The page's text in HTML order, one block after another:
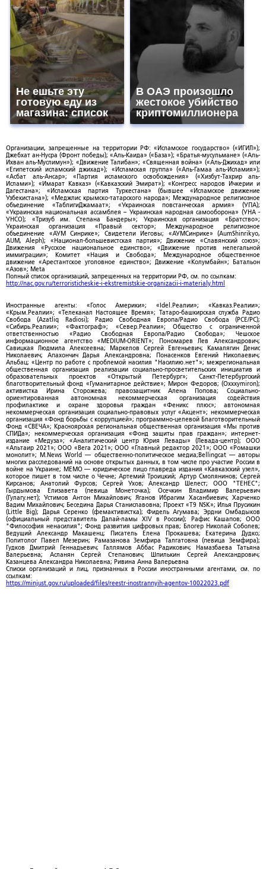
Не ешьте эту
готовую еду из
магазина: список
В ОАЭ произошло
жестокое убийство
криптомиллионера
Организации, запрещенные на территории РФ: «Исламское государство» («ИГИЛ»);
Джебхат ан-Нусра (Фронт победы); «Аль-Каида» («База»); «Братья-мусульмане» («Аль-
Ихван аль-Муслимун»); «Движение Талибан»; «Священная война» («Аль-Джихад» или
«Египетский исламский джихад»); «Исламская группа» («Аль-Гамаа аль-Исламия»);
«Асбат аль-Ансар»; «Партия исламского освобождения» («Хизбут-Тахрир аль-
Ислами»); «Имарат Кавказ» («Кавказский Эмират»); «Конгресс народов Ичкерии и
Дагестана»; «Исламская партия Туркестана» (бывшее «Исламское движение
Узбекистана»); «Меджлис крымско-татарского народа»; Международное религиозное
объединение «ТаблигиДжамаат»; «Украинская повстанческая армия» (УПА);
«Украинская национальная ассамблея – Украинская народная самооборона» (УНА -
УНСО); «Тризуб им. Степана Бандеры»; Украинская организация «Братство»;
Украинская организация «Правый сектор»; Международное религиозное
объединение «АУМ Синрике»; Свидетели Иеговы; «АУМСинрике» (AumShinrikyo,
AUM, Aleph); «Национал-большевистская партия»; Движение «Славянский союз»;
Движения «Русское национальное единство»; «Движение против нелегальной
иммиграции»; Комитет «Нация и Свобода»; Международное общественное
движение «Арестантское уголовное единство»; Движение «Колумбайн»; Батальон
«Азов»; Meta
Полный список организаций, запрещенных на территории РФ, см. по ссылкам:
http://nac.gov.ru/terroristicheskie-i-ekstremistskie-organizacii-i-materialy.html
Иностранные агенты: «Голос Америки»; «Idel.Реалии»; «Кавказ.Реалии»;
«Крым.Реалии»; «Телеканал Настоящее Время»; Татаро-башкирская служба Радио
Свобода (Azatliq Radiosi); Радио Свободная Европа/Радио Свобода (PCE/PC);
«Сибирь.Реалии»; «Фактограф»; «Север.Реалии»; Общество с ограниченной
ответственностью «Радио Свободная Европа/Радио Свобода»; Чешское
информационное агентство «MEDIUM-ORIENT»; Пономарев Лев Александрович;
Савицкая Людмила Алексеевна; Маркелов Сергей Евгеньевич; Камалягин Денис
Николаевич; Апахончич Дарья Александровна; Понасенков Евгений Николаевич;
Альбац; «Центр по работе с проблемой насилия "Насилию.нет"»; межрегиональная
общественная организация реализации социально-просветительских инициатив и
образовательных проектов «Открытый Петербург»; Санкт-Петербургский
благотворительный фонд «Гуманитарное действие»; Мирон Федоров; (Oxxxymiron);
активистка Ирина Сторожева; правозащитник Алена Попова; Социально-
ориентированная автономная некоммерческая организация содействия
профилактике и охране здоровья граждан «Феникс плюс»; автономная
некоммерческая организация социально-правовых услуг «Акцент»; некоммерческая
организация «Фонд борьбы с коррупцией»; программно-целевой Благотворительный
Фонд «СВЕЧА»; Красноярская региональная общественная организация «Мы против
СПИДа»; некоммерческая организация «Фонд защиты прав граждан»; интернет-
издание «Медуза»; «Аналитический центр Юрия Левады» (Левада-центр); ООО
«Альтаир 2021»; ООО «Вега 2021»; ООО «Главный редактор 2021»; ООО «Ромашки
монолит»; M.News World — общественно-политическое медиа;Bellingcat — авторы
многих расследований на основе открытых данных, в том числе про участие России в
войне на Украине; МЕМО — юридическое лицо главреда издания «Кавказский узел»,
которое пишет в том числе о Чечне; Артемий Троицкий; Артур Смолянинов; Сергей
Кирсанов; Анатолий Фурсов; Сергей Ухов; Александр Шелест; ООО "ТЕНЕС";
Гырдымова Елизавета (певица Монеточка); Осечкин Владимир Валерьевич
(Гулагу.нет); Устимов Антон Михайлович; Яганов Ибрагим Хасанбиевич; Харченко
Вадим Михайлович; Беседина Дарья Станиславовна; Проект «T9 NSK»; Илья Прусикин
(Little Big); Дарья Серенко (фемактивистка); Фидель Агумава; Эрдни Омбадыков
(официальный представитель Далай-ламы XIV в России); Рафис Кашапов; ООО
"Философия ненасилия"; Фонд развития цифровых прав; Блогер Николай Соболев;
Ведущий Александр Макашенц; Писатель Елена Прокашева; Екатерина Дудко;
Политолог Павел Мезерин; Рамазанова Земфира Талгатовна (певица Земфира);
Гудков Дмитрий Геннадьевич; Галлямов Аббас Радикович; Намазбаева Татьяна
Валерьевна; Асланян Сергей Степанович; Шпилькин Сергей Александрович;
Казанцева Александра Николаевна; Ривина Анна Валерьевна
Списки организаций и лиц, признанных в России иностранными агентами, см. по
ссылкам:
https://minjust.gov.ru/uploaded/files/reestr-inostrannyih-agentov-10022023.pdf